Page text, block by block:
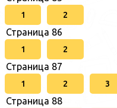
1 2
Страница 86
1 2
Страница 87
1 2 3
Страница 88